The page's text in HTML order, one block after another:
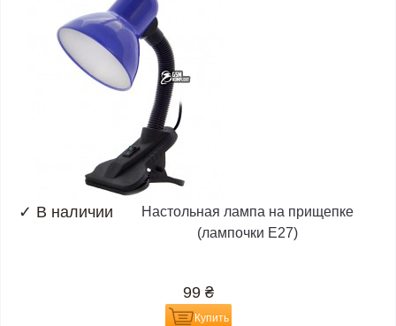
✓ В наличии
Настольная лампа на прищепке
(лампочки E27)
99 ₴
Купить